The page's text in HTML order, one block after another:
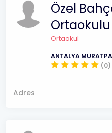
Özel
Ortaokulu
Ortaokul
ANTALYA
(0)
Adres